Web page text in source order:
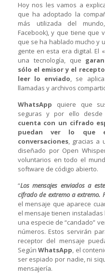
Hoy nos les vamos a
que ha adoptado la
más utilizada del
Facebook), y que tiene que
que se ha hablado mucho y
gente en esta era digital. El «
una tecnología, que
sólo el emisor y el
leer lo enviado, se
llamadas y archivos
WhatsApp quiere que
seguras y por ello desde
cuenta con un cifrado
puedan ver lo que
conversaciones, gracias a
diseñado por Open
voluntarios en todo el
software de código abierto.
“Los mensajes enviados a
cifrado de extremo a extremo.
el mensaje que aparece
el mensaje tienen
una especie de “candado”
números. Estos servirán
receptor del mensaje
Según WhatsApp, el
ser espiado por nadie, ni
mensajería.